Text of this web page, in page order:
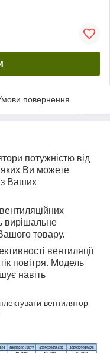
повернення
потужністю від
Ви можете
Ваших
вирішальне
товару.
вентиляції
повітря. Модель
навіть
вентилятор